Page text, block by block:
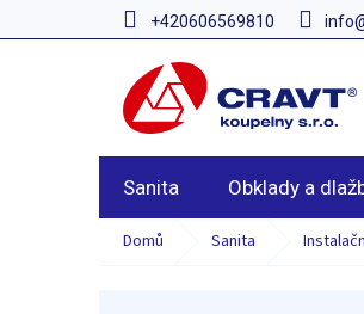
na
+420606569810
Sanita Obklady a
Domů Sanita